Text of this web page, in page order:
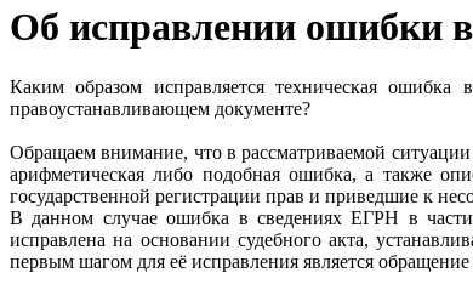
Об исправлении ошибки
Каким образом исправляется техническая
правоустанавливающем документе?
Обращаем внимание, что в рассматриваемой ситуации
арифметическая либо подобная ошибка, а также
государственной регистрации прав и приведшие к
В данном случае ошибка в сведениях ЕГРН в части
исправлена на основании судебного акта,
первым шагом для её исправления является